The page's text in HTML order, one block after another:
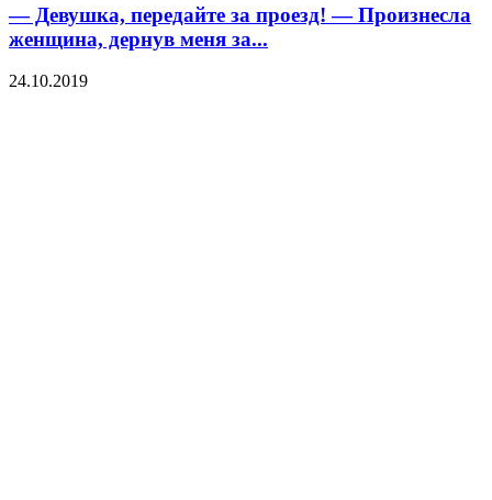
— Девушка, передайте за проезд! — Произнесла
женщина, дернув меня за...
24.10.2019